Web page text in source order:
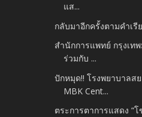
แส...
กลับมาอีกครั้งตามคำเรี
สำนักการแพทย์ กรุงเท
ร่วมกับ ...
ปักหมุด!! โรงพยาบาล
MBK Cent...
ตระการตาการแสดง “